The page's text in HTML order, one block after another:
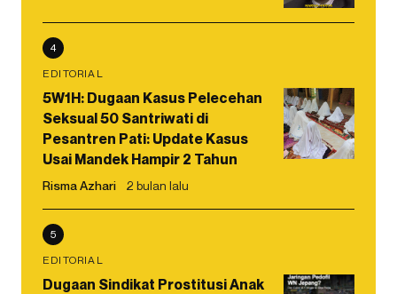
4
EDITORIAL
5W1H: Dugaan Kasus Pelecehan
Seksual 50 Santriwati di
Pesantren Pati: Update Kasus
Usai Mandek Hampir 2 Tahun
Risma Azhari 2 bulan lalu
5
EDITORIAL
Dugaan Sindikat Prostitusi Anak